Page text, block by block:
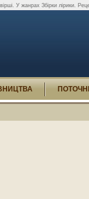
У жанрах Збірки лірики.